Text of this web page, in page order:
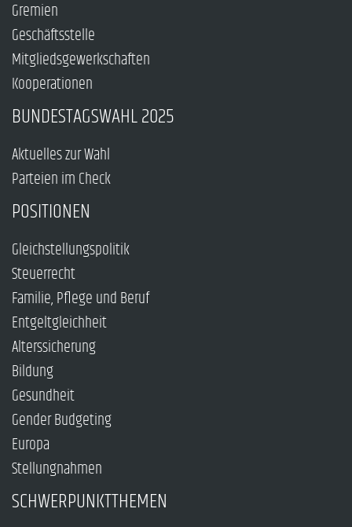
Gremien
Geschäftsstelle
Mitgliedsgewerkschaften
Kooperationen
BUNDESTAGSWAHL 2025
Aktuelles zur Wahl
Parteien im Check
POSITIONEN
Gleichstellungspolitik
Steuerrecht
Familie, Pflege und Beruf
Entgeltgleichheit
Alterssicherung
Bildung
Gesundheit
Gender Budgeting
Europa
Stellungnahmen
SCHWERPUNKTTHEMEN